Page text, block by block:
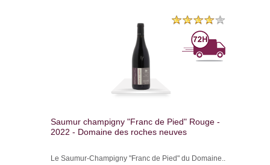
Saumur champigny "Franc de Pied" Rouge -
2022 - Domaine des roches neuves
Le Saumur-Champigny "Franc de Pied" du Domaine...